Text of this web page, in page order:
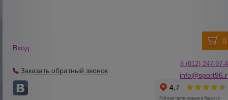
Вход
Заказать обратный звонок
8 (912) 247-97-